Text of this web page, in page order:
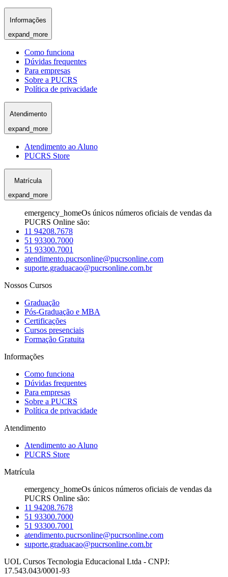
Informações
expand_more
Como funciona
Dúvidas frequentes
Para empresas
Sobre a PUCRS
Política de privacidade
Atendimento
expand_more
Atendimento ao Aluno
PUCRS Store
Matrícula
expand_more
emergency_homeOs únicos números oficiais de vendas da
PUCRS Online são:
11 94208.7678
51 93300.7000
51 93300.7001
atendimento.pucrsonline@pucrsonline.com
suporte.graduacao@pucrsonline.com.br
Nossos Cursos
Graduação
Pós-Graduação e MBA
Certificações
Cursos presenciais
Formação Gratuita
Informações
Como funciona
Dúvidas frequentes
Para empresas
Sobre a PUCRS
Política de privacidade
Atendimento
Atendimento ao Aluno
PUCRS Store
Matrícula
emergency_homeOs únicos números oficiais de vendas da
PUCRS Online são:
11 94208.7678
51 93300.7000
51 93300.7001
atendimento.pucrsonline@pucrsonline.com
suporte.graduacao@pucrsonline.com.br
UOL Cursos Tecnologia Educacional Ltda - CNPJ:
17.543.043/0001-93